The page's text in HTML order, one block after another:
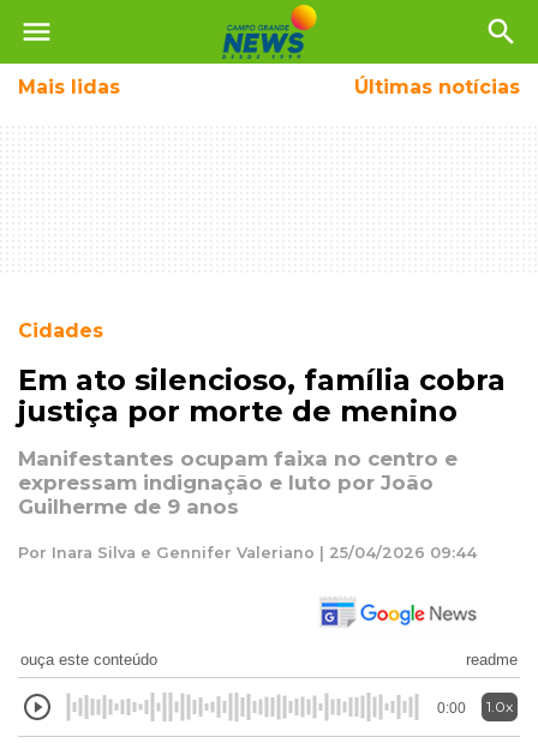
menu search
Mais lidas Últimas notícias
Cidades
Em ato silencioso, família cobra
justiça por morte de menino
Manifestantes ocupam faixa no centro e
expressam indignação e luto por João
Guilherme de 9 anos
Por Inara Silva e Gennifer Valeriano | 25/04/2026 09:44
ouça este conteúdo readme
0:00 1.0x